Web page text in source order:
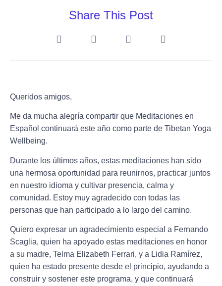
Share This Post
Queridos amigos,
Me da mucha alegría compartir que Meditaciones en
Español continuará este año como parte de Tibetan Yoga
Wellbeing.
Durante los últimos años, estas meditaciones han sido
una hermosa oportunidad para reunirnos, practicar juntos
en nuestro idioma y cultivar presencia, calma y
comunidad. Estoy muy agradecido con todas las
personas que han participado a lo largo del camino.
Quiero expresar un agradecimiento especial a Fernando
Scaglia, quien ha apoyado estas meditaciones en honor
a su madre, Telma Elizabeth Ferrari, y a Lidia Ramírez,
quien ha estado presente desde el principio, ayudando a
construir y sostener este programa, y que continuará